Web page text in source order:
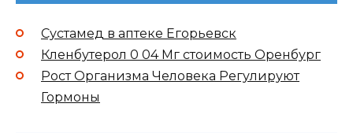
Сустамед в аптеке Егорьевск
Кленбутерол 0 04 Мг стоимость Оренбург
Рост Организма Человека Регулируют
Гормоны